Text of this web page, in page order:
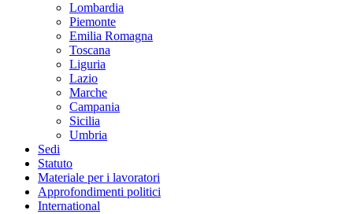
Lombardia
Piemonte
Emilia Romagna
Toscana
Liguria
Lazio
Marche
Campania
Sicilia
Umbria
Sedi
Statuto
Materiale per i lavoratori
Approfondimenti politici
International